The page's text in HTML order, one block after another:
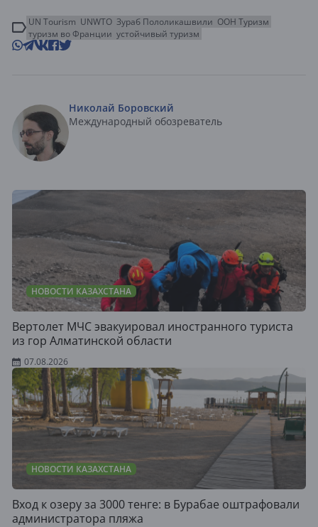
UN Tourism UNWTO Зураб Пололикашвили ООН Туризм
туризм во Франции устойчивый туризм
Николай Боровский
Международный обозреватель
НОВОСТИ КАЗАХСТАНА
Вертолет МЧС эвакуировал иностранного туриста
из гор Алматинской области
07.08.2026
НОВОСТИ КАЗАХСТАНА
Вход к озеру за 3000 тенге: в Бурабае оштрафовали
администратора пляжа